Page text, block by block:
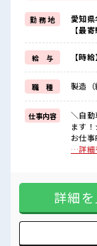
《経験をいかし
ブランクのある
ここでさらに
《制服無料*》
制服は無料で貸
仕事用の服を自
毎日使うものだ
無料で利用でき
■職場の雰囲気
20代・30代の
休憩室・ロッカ
休憩時間にし
お昼ご飯に困ら
勤 務 地
愛知県
【最
給 与 【時
職 種 製造（
仕事内容
＼自動
ます！
お仕
ます！
UPし
ます！
のだか
ね！ ■職場の雰囲気 20代・30代の方カツヤク中★ 休憩室・
ロッ
さら
…詳細
詳細